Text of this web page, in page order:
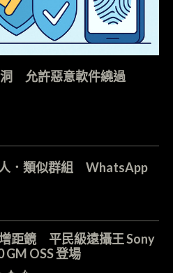
允許惡意軟件繞過
人．類似群組 WhatsApp
距鏡 平民級遠攝王 Sony
GM OSS 登場